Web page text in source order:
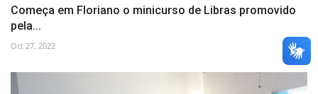
Começa em Floriano o minicurso de Libras promovido
pela...
Oct 27, 2022